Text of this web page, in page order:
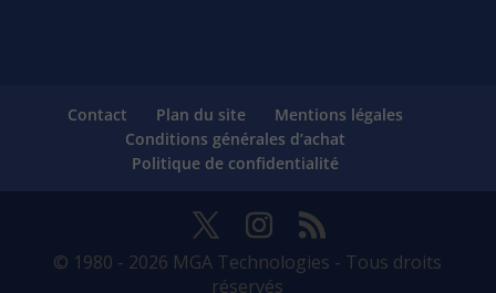
Contact Plan du site
Mentions légales
Conditions générales d’achat
Politique de confidentialité
© 1980 - 2026 MGA Technologies - Tous droits
réservés